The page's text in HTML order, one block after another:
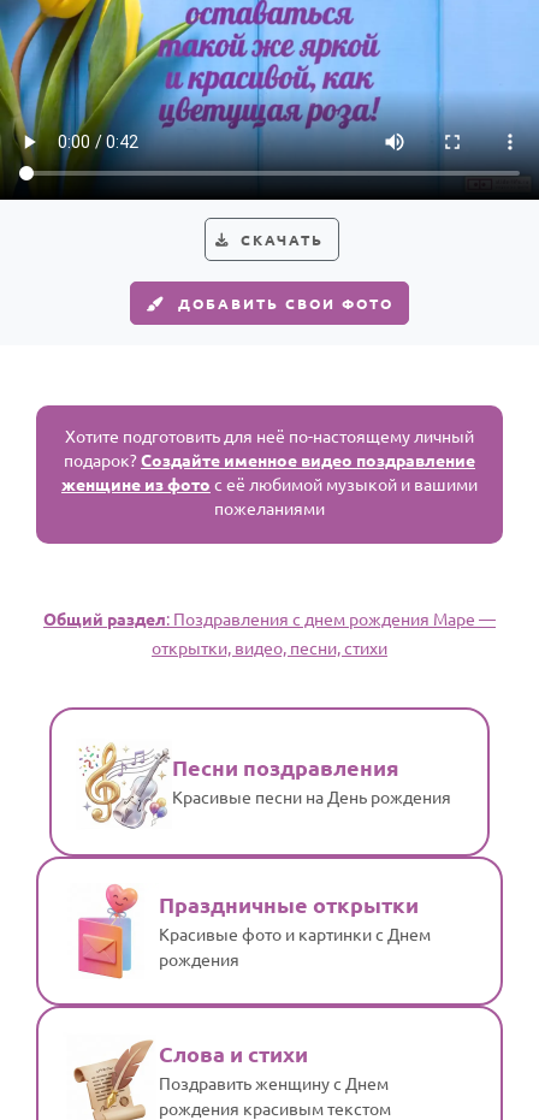
СКАЧАТЬ
ДОБАВИТЬ СВОИ ФОТО
Хотите подготовить для неё по-настоящему личный
подарок?Создайте именное видео поздравление
женщине из фото с её любимой музыкой и вашими
пожеланиями
Общий раздел: Поздравления с днем рождения Маре —
открытки, видео, песни, стихи
Песни поздравления
Красивые песни на День рождения
Праздничные открытки
Красивые фото и картинки с Днем
рождения
Слова и стихи
Поздравить женщину с Днем
рождения красивым текстом